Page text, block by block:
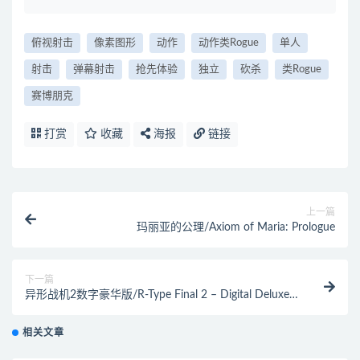
俯视射击 像素图形 动作 动作类Rogue 单人
射击 弹幕射击 抢先体验 独立 砍杀 类Rogue
赛博朋克
打赏 收藏 海报 链接
上一篇
玛丽亚的公理/Axiom of Maria: Prologue
下一篇
异形战机2数字豪华版/R-Type Final 2 – Digital Deluxe
相关文章